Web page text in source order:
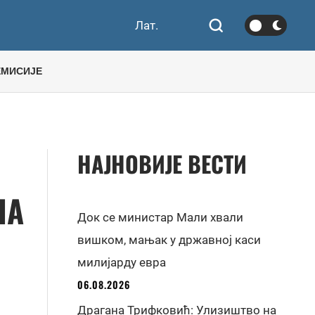
Лат.
НАЈНОВИЈЕ ВЕСТИ
Док се министар Мали хвали
вишком, мањак у државној каси
милијарду евра
06.08.2026
Драгана Трифковић: Улизиштво на